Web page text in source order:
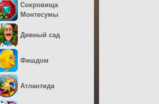
Сокровища
Монтесумы
Дивный сад
Фишдом
Атлантида